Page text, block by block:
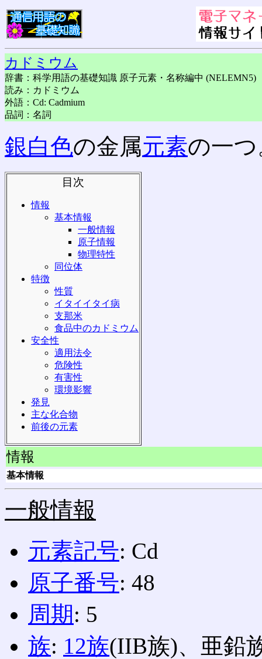
カドミウム
辞書：科学用語の基礎知識 原子元素・名称編中 (NELEMN5)
読み：カドミウム
外語：Cd: Cadmium
品詞：名詞
銀白色の金属元素の一
目次
情報
基本情報
一般情報
原子情報
物理特性
同位体
特徴
性質
イタイイタイ病
支那米
食品中のカドミウム
安全性
適用法令
危険性
有害性
環境影響
発見
主な化合物
前後の元素
情報
基本情報
一般情報
元素記号: Cd
原子番号: 48
周期: 5
族: 12族(IIB族)、亜鉛